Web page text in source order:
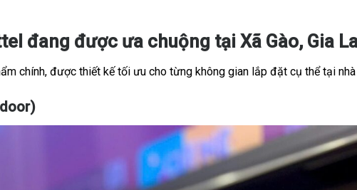
đang được ưa chuộng tại Xã Gào, Gia
chính, được thiết kế tối ưu cho từng không gian lắp đặt cụ thể tại